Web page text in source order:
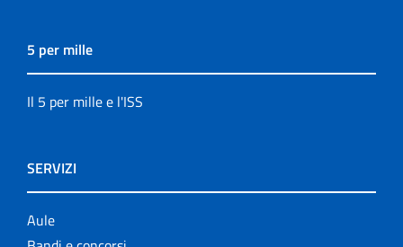
5 per mille
Il 5 per mille e l'ISS
SERVIZI
Aule